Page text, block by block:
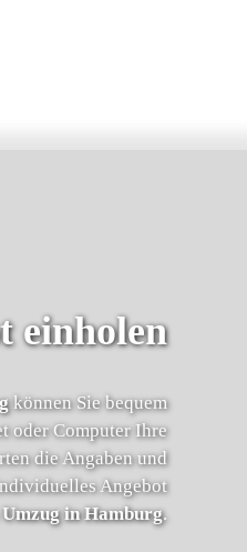
einholen
können Sie bequem
oder Computer Ihre
die Angaben und
Angebot
Umzug in Hamburg.